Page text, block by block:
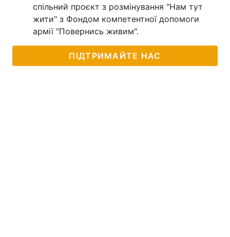
спільний проєкт з розмінування "Нам тут
жити" з Фондом компетентної допомоги
армії "Повернись живим".
ПІДТРИМАЙТЕ НАС